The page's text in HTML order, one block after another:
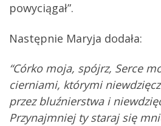
powyciągał”.
Następnie Maryja dodała:
“Córko moja, spójrz, Serce
cierniami, którymi
przez bluźnierstwa i
Przynajmniej ty staraj się